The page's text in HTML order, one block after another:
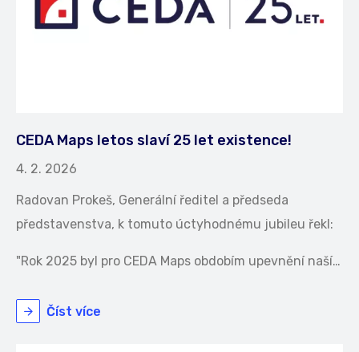
CEDA Maps letos slaví 25 let existence!
4. 2. 2026
Radovan Prokeš, Generální ředitel a předseda
představenstva, k tomuto úctyhodnému jubileu řekl:
"Rok 2025 byl pro CEDA Maps obdobím upevnění naší…
Číst více